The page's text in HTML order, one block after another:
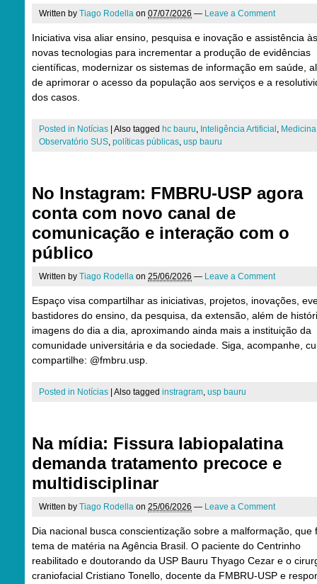
Written by Tiago Rodella on 07/07/2026 — Leave a Comment
Iniciativa visa aliar ensino, pesquisa e inovação e assistência às
novas tecnologias para incrementar a produção de evidências
científicas, modernizar os sistemas de informação em saúde,
de aprimorar o acesso da população aos serviços e a
dos casos.
Posted in Notícias Also tagged hc bauru, Inteligência Artificial , Medicina
Observatório SUS, políticas públicas, usp bauru
No Instagram: FMBRU-USP agora
conta com novo canal de
comunicação e interação com o
público
Written by Tiago Rodella on 25/06/2026 — Leave a Comment
Espaço visa compartilhar as iniciativas, projetos, inovações,
bastidores do ensino, da pesquisa, da extensão, além de
imagens do dia a dia, aproximando ainda mais a instituição da
comunidade universitária e da sociedade. Siga, acompanhe,
compartilhe: @fmbru.usp.
Posted in Notícias Also tagged instragram, usp bauru
Na mídia: Fissura labiopalatina
demanda tratamento precoce e
multidisciplinar
Written by Tiago Rodella on 25/06/2026 — Leave a Comment
Dia nacional busca conscientização sobre a malformação, que
tema de matéria na Agência Brasil. O paciente do Centrinho
reabilitado e doutorando da USP Bauru Thyago Cezar e o
craniofacial Cristiano Tonello, docente da FMBRU-USP e